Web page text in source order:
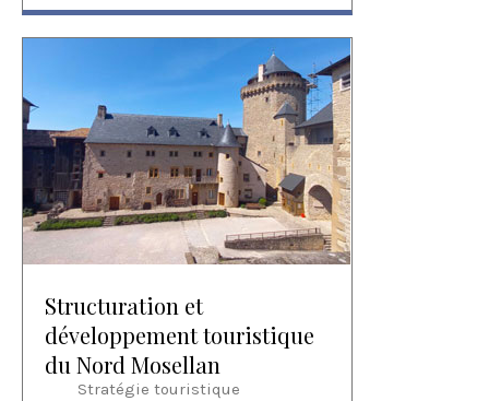
Structuration et
développement touristique
du Nord Mosellan
Stratégie touristique